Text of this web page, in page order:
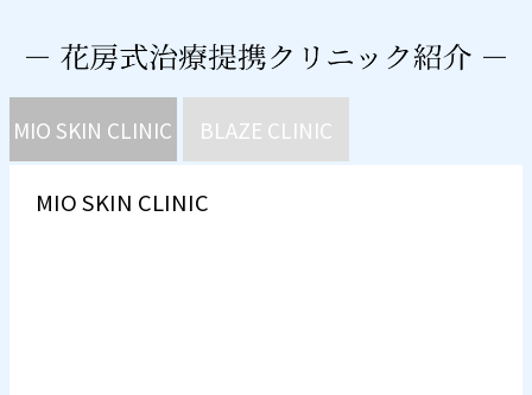
MIO SKIN CLINIC BLAZE CLINIC
MIO SKIN CLINIC